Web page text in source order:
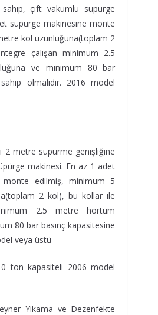
çift vakumlu süpürge
süpürge makinesine monte
kol uzunluğuna(toplam 2
çalışan minimum 2.5
ve minimum 80 bar
olmalıdır. 2016 model
2 metre süpürme genişliğine
makinesi. En az 1 adet
monte edilmiş, minimum 5
2 kol), bu kollar ile
2.5 metre hortum
80 bar basınç kapasitesine
veya üstü
ton kapasiteli 2006 model
Yıkama ve Dezenfekte